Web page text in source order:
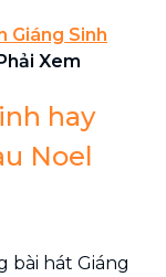
Giáng Sinh
Xem
hay
Noel
bài hát Giáng